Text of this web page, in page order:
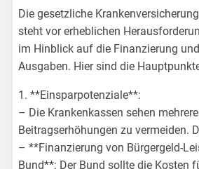
Die gesetzliche
steht vor erheblichen
im Hinblick auf die Finanzierung
Ausgaben. Hier sind die
1. **Einsparpotenziale**:
– Die Krankenkassen sehen
Beitragserhöhungen zu vermeiden.
– **Finanzierung von Bürgergeld-
Bund**: Der Bund sollte die Kosten